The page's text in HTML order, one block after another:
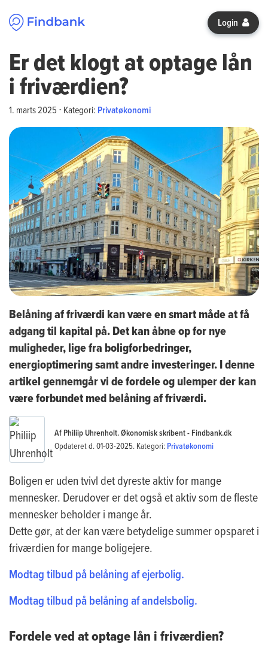
Login
Er det klogt at optage lån
i friværdien?
1. marts 2025 ⋅ Kategori: Privatøkonomi
Belåning af friværdi kan være en smart måde at få
adgang til kapital på. Det kan åbne op for nye
muligheder, lige fra boligforbedringer,
energioptimering samt andre investeringer. I denne
artikel gennemgår vi de fordele og ulemper der kan
være forbundet med belåning af friværdi.
Af Philiip Uhrenholt. Økonomisk skribent - Findbank.dk
Opdateret d. 01-03-2025. Kategori: Privatøkonomi
Boligen er uden tvivl det dyreste aktiv for mange
mennesker. Derudover er det også et aktiv som de fleste
mennesker beholder i mange år.
Dette gør, at der kan være betydelige summer opsparet i
friværdien for mange boligejere.
Modtag tilbud på belåning af ejerbolig.
Modtag tilbud på belåning af andelsbolig.
Fordele ved at optage lån i friværdien?